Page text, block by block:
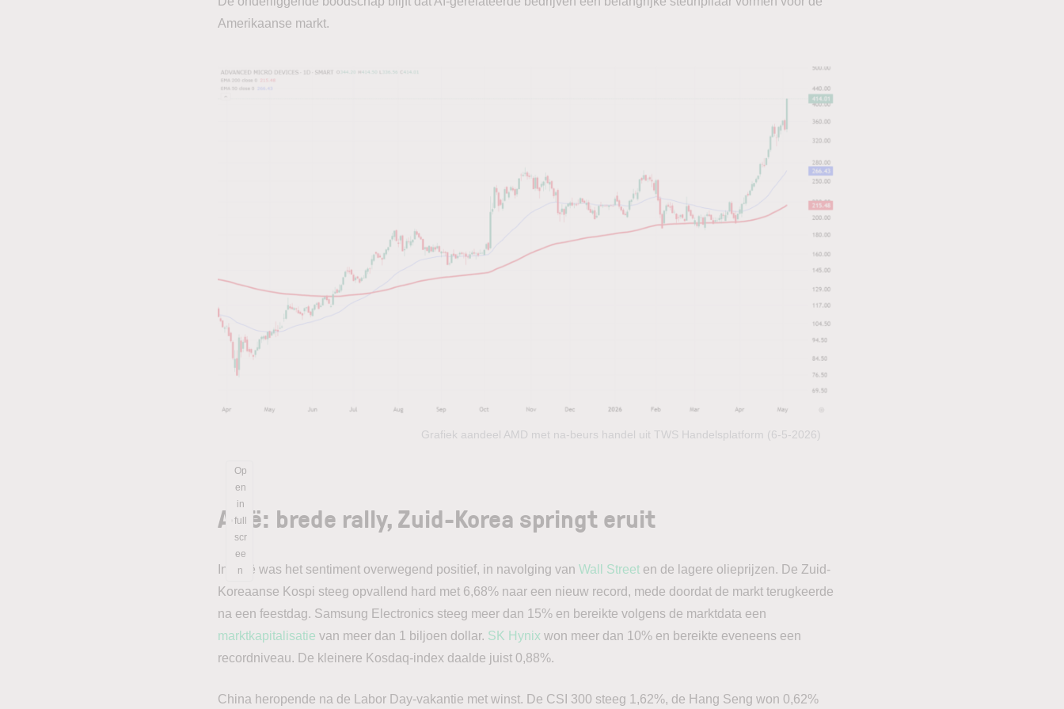
Amerikaanse markt.
Grafiek aandeel AMD met na-beurs handel uit TWS Handelsplatform (6-5-2026)
Op
en
in
full
scr
ee
n
Azië: brede rally, Zuid-Korea springt eruit
In Azië was het sentiment overwegend positief, in navolging van Wall Streeten de lagere olieprijzen. De Zuid-
Koreaanse Kospi steeg opvallend hard met 6,68% naar een nieuw record, mede doordat de markt terugkeerde
na een feestdag. Samsung Electronics steeg meer dan 15% en bereikte volgens de marktdata een
marktkapitalisatie van meer dan 1 biljoen dollar. SK Hynix won meer dan 10% en bereikte eveneens een
recordniveau. De kleinere Kosdaq-index daalde juist 0,88%.
China heropende na de Labor Day-vakantie met winst. De CSI 300 steeg 1,62%, de Hang Seng won 0,62%